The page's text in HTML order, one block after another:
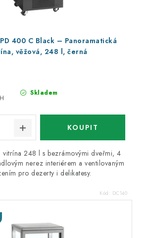
400 C Black – Panoramatická
věžová, 248 l, černá
Skladem
vitrína 248 l s bezrámovými dveřmi, 4
nerez interiérem a ventilovaným
pro dezerty i delikatesy.
Kód: DC140